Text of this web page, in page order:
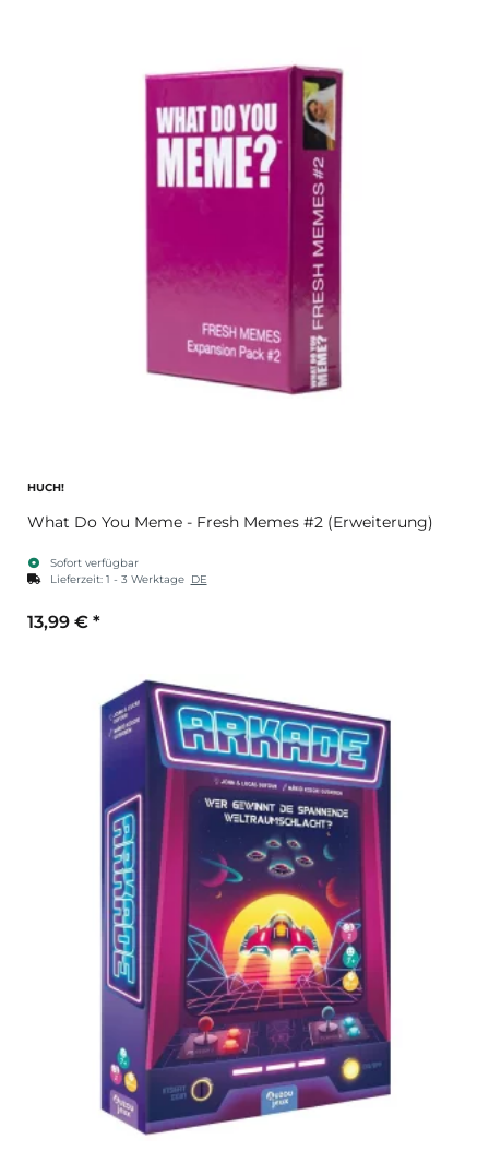
HUCH!
What Do You Meme - Fresh Memes #2 (Erweiterung)
Sofort verfügbar
Lieferzeit: 1 - 3 Werktage DE
13,99 € *